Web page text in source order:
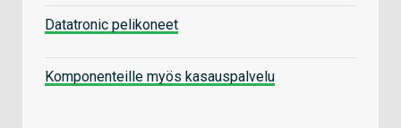
Datatronic pelikoneet
Komponenteille myös kasauspalvelu